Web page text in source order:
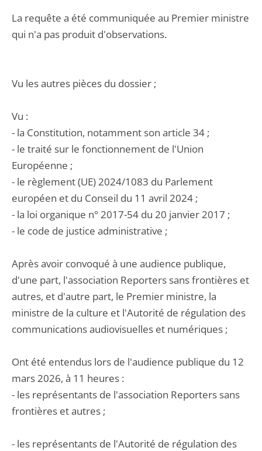
La requête a été communiquée au Premier ministre
qui n'a pas produit d'observations.
Vu les autres pièces du dossier ;
Vu :
- la Constitution, notamment son article 34 ;
- le traité sur le fonctionnement de l'Union
Européenne ;
- le règlement (UE) 2024/1083 du Parlement
européen et du Conseil du 11 avril 2024 ;
- la loi organique n° 2017-54 du 20 janvier 2017 ;
- le code de justice administrative ;
Après avoir convoqué à une audience publique,
d'une part, l'association Reporters sans frontières et
autres, et d'autre part, le Premier ministre, la
ministre de la culture et l'Autorité de régulation des
communications audiovisuelles et numériques ;
Ont été entendus lors de l'audience publique du 12
mars 2026, à 11 heures :
- les représentants de l'association Reporters sans
frontières et autres ;
- les représentants de l'Autorité de régulation des